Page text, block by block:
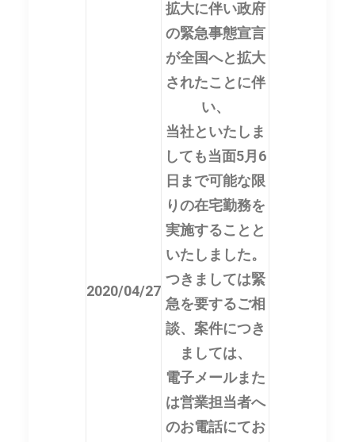
2020/04/27
拡大に伴い政府
の緊急事態宣言
が全国へと拡大
されたことに伴
い、
当社といたしま
しても当面5月6
日まで可能な限
りの在宅勤務を
実施することと
いたしました。
つきましては緊
急を要するご相
談、案件につき
ましては、
電子メールまた
は営業担当者へ
のお電話にてお